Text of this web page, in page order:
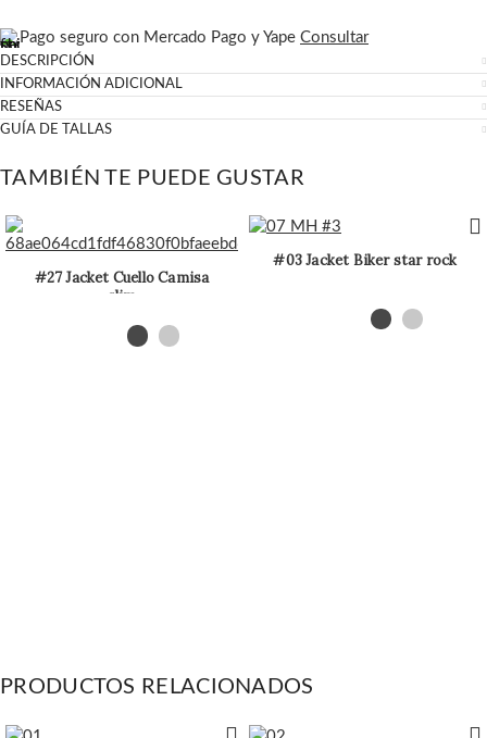
Pago seguro con Mercado Pago y Yape Consultar
DESCRIPCIÓN
INFORMACIÓN ADICIONAL
RESEÑAS
GUÍA DE TALLAS
TAMBIÉN TE PUEDE GUSTAR
#27 Jacket Cuello Camisa
slim
#03 Jacket Biker star rock
PRODUCTOS RELACIONADOS